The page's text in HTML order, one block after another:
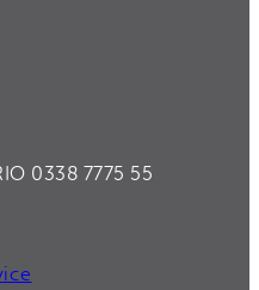
0338 7775 55